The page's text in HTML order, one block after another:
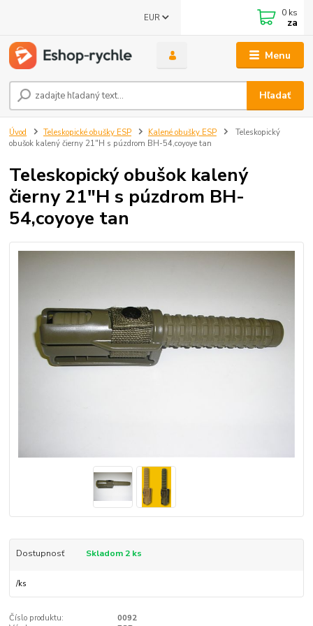
Menu
EUR
Hľadať
0 ks
za
Úvod Teleskopické obušky ESP Kalené obušky ESP
Teleskopický
obušok kalený čierny 21"H s púzdrom BH-54,coyoye tan
Teleskopický obušok kalený
čierny 21"H s púzdrom BH-
54,coyoye tan
Dostupnosť Skladom 2 ks
/ks
Číslo produktu:
0092